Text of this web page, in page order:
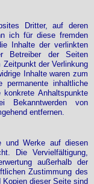
Dritter, auf deren
ich für diese fremden
Inhalte der verlinkten
Betreiber der Seiten
der Verlinkung
Inhalte waren zum
permanente inhaltliche
Anhaltspunkte
Bekanntwerden von
entfernen.
und Werke auf diesen
Die Vervielfältigung,
außerhalb der
Zustimmung des
dieser Seite sind